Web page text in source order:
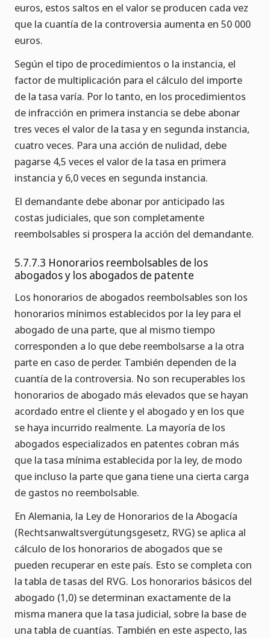
euros, estos saltos en el valor se producen cada vez
que la cuantía de la controversia aumenta en 50 000
euros.
Según el tipo de procedimientos o la instancia, el
factor de multiplicación para el cálculo del importe
de la tasa varía. Por lo tanto, en los procedimientos
de infracción en primera instancia se debe abonar
tres veces el valor de la tasa y en segunda instancia,
cuatro veces. Para una acción de nulidad, debe
pagarse 4,5 veces el valor de la tasa en primera
instancia y 6,0 veces en segunda instancia.
El demandante debe abonar por anticipado las
costas judiciales, que son completamente
reembolsables si prospera la acción del demandante.
5.7.7.3 Honorarios reembolsables de los
abogados y los abogados de patente
Los honorarios de abogados reembolsables son los
honorarios mínimos establecidos por la ley para el
abogado de una parte, que al mismo tiempo
corresponden a lo que debe reembolsarse a la otra
parte en caso de perder. También dependen de la
cuantía de la controversia. No son recuperables los
honorarios de abogado más elevados que se hayan
acordado entre el cliente y el abogado y en los que
se haya incurrido realmente. La mayoría de los
abogados especializados en patentes cobran más
que la tasa mínima establecida por la ley, de modo
que incluso la parte que gana tiene una cierta carga
de gastos no reembolsable.
En Alemania, la Ley de Honorarios de la Abogacía
(Rechtsanwaltsvergütungsgesetz, RVG) se aplica al
cálculo de los honorarios de abogados que se
pueden recuperar en este país. Esto se completa con
la tabla de tasas del RVG. Los honorarios básicos del
abogado (1,0) se determinan exactamente de la
misma manera que la tasa judicial, sobre la base de
una tabla de cuantías. También en este aspecto, las